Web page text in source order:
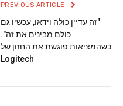
"זה עדיין כולה וידאו, עכשיו גם
כולם מבינים את זה".
כשהמציאות פוגשת את החזון של
Logitech